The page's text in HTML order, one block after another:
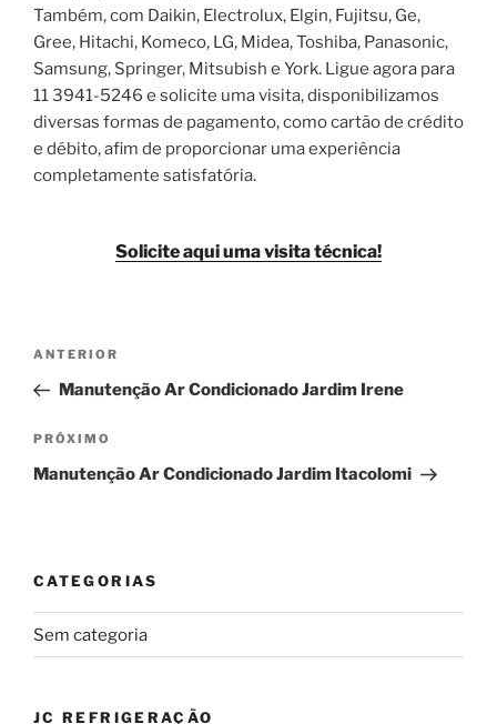
Também, com Daikin, Electrolux, Elgin, Fujitsu, Ge,
Gree, Hitachi, Komeco, LG, Midea, Toshiba, Panasonic,
Samsung, Springer, Mitsubish e York. Ligue agora para
11 3941-5246 e solicite uma visita, disponibilizamos
diversas formas de pagamento, como cartão de crédito
e débito, afim de proporcionar uma experiência
completamente satisfatória.
Solicite aqui uma visita técnica!
Navegação
Post
Post
anterior
ANTERIOR
Manutenção Ar Condicionado Jardim Irene
Próximo
post
PRÓXIMO
Manutenção Ar Condicionado Jardim Itacolomi
CATEGORIAS
Sem categoria
JC REFRIGERAÇÃO